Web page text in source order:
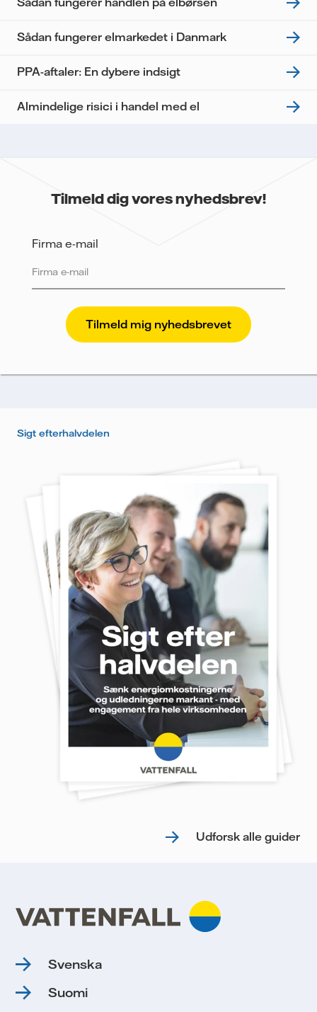
Sådan fungerer elmarkedet i Danmark
PPA-aftaler: En dybere indsigt
Almindelige risici i handel med el
Tilmeld dig vores nyhedsbrev!
Firma e-mail
Vattenfall beskytter og respekterer dit privatliv. For at
Vattenfalls salg til store virksomheder kan sende
nyhedsbrevet til dig, har vi brug for dine oplysninger.
performance, herunder åbningsrate og klikrate. Dine
dit samtykke tilbage. Læs vores
mine personoplysninger med henblik på at sende
mig nyhedsbrevet.
Sigt efterhalvdelen
Udforsk alle guider
Svenska
Suomi